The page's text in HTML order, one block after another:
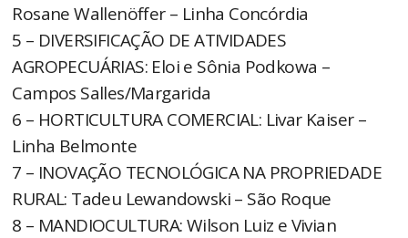
Rosane Wallenöffer – Linha Concórdia
5 – DIVERSIFICAÇÃO DE ATIVIDADES
AGROPECUÁRIAS: Eloi e Sônia Podkowa –
Campos Salles/Margarida
6 – HORTICULTURA COMERCIAL: Livar Kaiser –
Linha Belmonte
7 – INOVAÇÃO TECNOLÓGICA NA PROPRIEDADE
RURAL: Tadeu Lewandowski – São Roque
8 – MANDIOCULTURA: Wilson Luiz e Vivian